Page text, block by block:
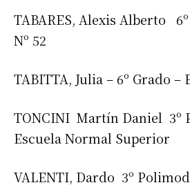
TABARES, Alexis Alberto
Nº 52
TABITTA, Julia – 6º Grado –
TONCINI Martín Daniel 3º
Escuela Normal Superior
VALENTI, Dardo 3º